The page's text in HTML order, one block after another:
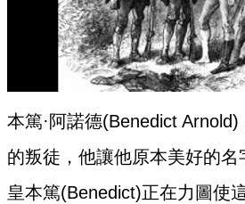
本篤·阿諾德(Benedict
的叛徒，他讓他原本美好的
皇本篤(Benedict)正在力圖使